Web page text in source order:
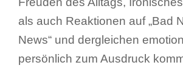
als auch Reaktionen auf „Bad
News“ und dergleichen
persönlich zum Ausdruck